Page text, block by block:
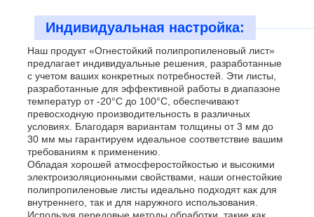
Индивидуальная настройка:
Наш продукт «Огнестойкий полипропиленовый лист»
предлагает индивидуальные решения, разработанные
с учетом ваших конкретных потребностей. Эти листы,
разработанные для эффективной работы в диапазоне
температур от -20°C до 100°C, обеспечивают
превосходную производительность в различных
условиях. Благодаря вариантам толщины от 3 мм до
30 мм мы гарантируем идеальное соответствие вашим
требованиям к применению.
Обладая хорошей атмосферостойкостью и высокими
электроизоляционными свойствами, наши огнестойкие
полипропиленовые листы идеально подходят как для
внутреннего, так и для наружного использования.
Используя передовые методы обработки, такие как